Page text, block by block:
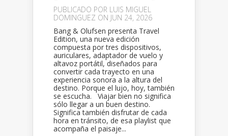
PUBLICADO POR LUIS MIGUEL
DOMINGUEZ ON JUN 24, 2026
Bang & Olufsen presenta Travel
Edition, una nueva edición
compuesta por tres dispositivos,
auriculares, adaptador de vuelo y
altavoz portátil, diseñados para
convertir cada trayecto en una
experiencia sonora a la altura del
destino. Porque el lujo, hoy, también
se escucha. Viajar bien no significa
sólo llegar a un buen destino.
Significa también disfrutar de cada
hora en tránsito, de esa playlist que
acompaña el paisaje...